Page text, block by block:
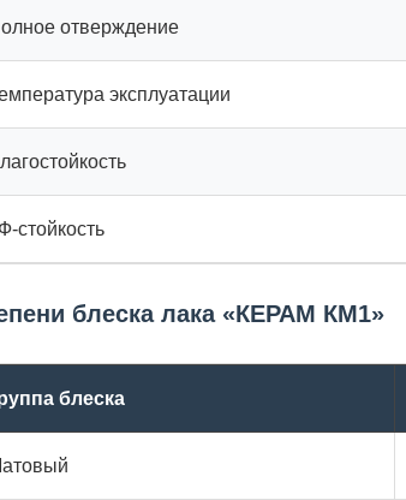
отверждение
эксплуатации
стойкость
блеска лака «КЕРАМ КМ1»
блеска